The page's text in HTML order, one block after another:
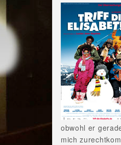
obwohl er
mich